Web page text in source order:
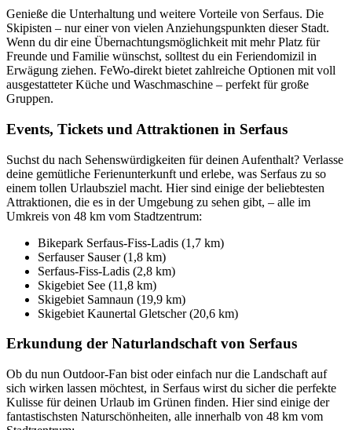
Genieße die Unterhaltung und weitere Vorteile von Serfaus. Die
Skipisten – nur einer von vielen Anziehungspunkten dieser Stadt.
Wenn du dir eine Übernachtungsmöglichkeit mit mehr Platz für
Freunde und Familie wünschst, solltest du ein Feriendomizil in
Erwägung ziehen. FeWo-direkt bietet zahlreiche Optionen mit voll
ausgestatteter Küche und Waschmaschine – perfekt für große
Gruppen.
Events, Tickets und Attraktionen in Serfaus
Suchst du nach Sehenswürdigkeiten für deinen Aufenthalt? Verlasse
deine gemütliche Ferienunterkunft und erlebe, was Serfaus zu so
einem tollen Urlaubsziel macht. Hier sind einige der beliebtesten
Attraktionen, die es in der Umgebung zu sehen gibt, – alle im
Umkreis von 48 km vom Stadtzentrum:
Bikepark Serfaus-Fiss-Ladis (1,7 km)
Serfauser Sauser (1,8 km)
Serfaus-Fiss-Ladis (2,8 km)
Skigebiet See (11,8 km)
Skigebiet Samnaun (19,9 km)
Skigebiet Kaunertal Gletscher (20,6 km)
Erkundung der Naturlandschaft von Serfaus
Ob du nun Outdoor-Fan bist oder einfach nur die Landschaft auf
sich wirken lassen möchtest, in Serfaus wirst du sicher die perfekte
Kulisse für deinen Urlaub im Grünen finden. Hier sind einige der
fantastischsten Naturschönheiten, alle innerhalb von 48 km vom